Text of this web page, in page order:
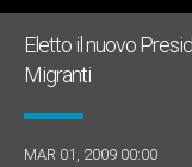
Eletto il nuovo
Migranti
MAR 01, 2009 00:00